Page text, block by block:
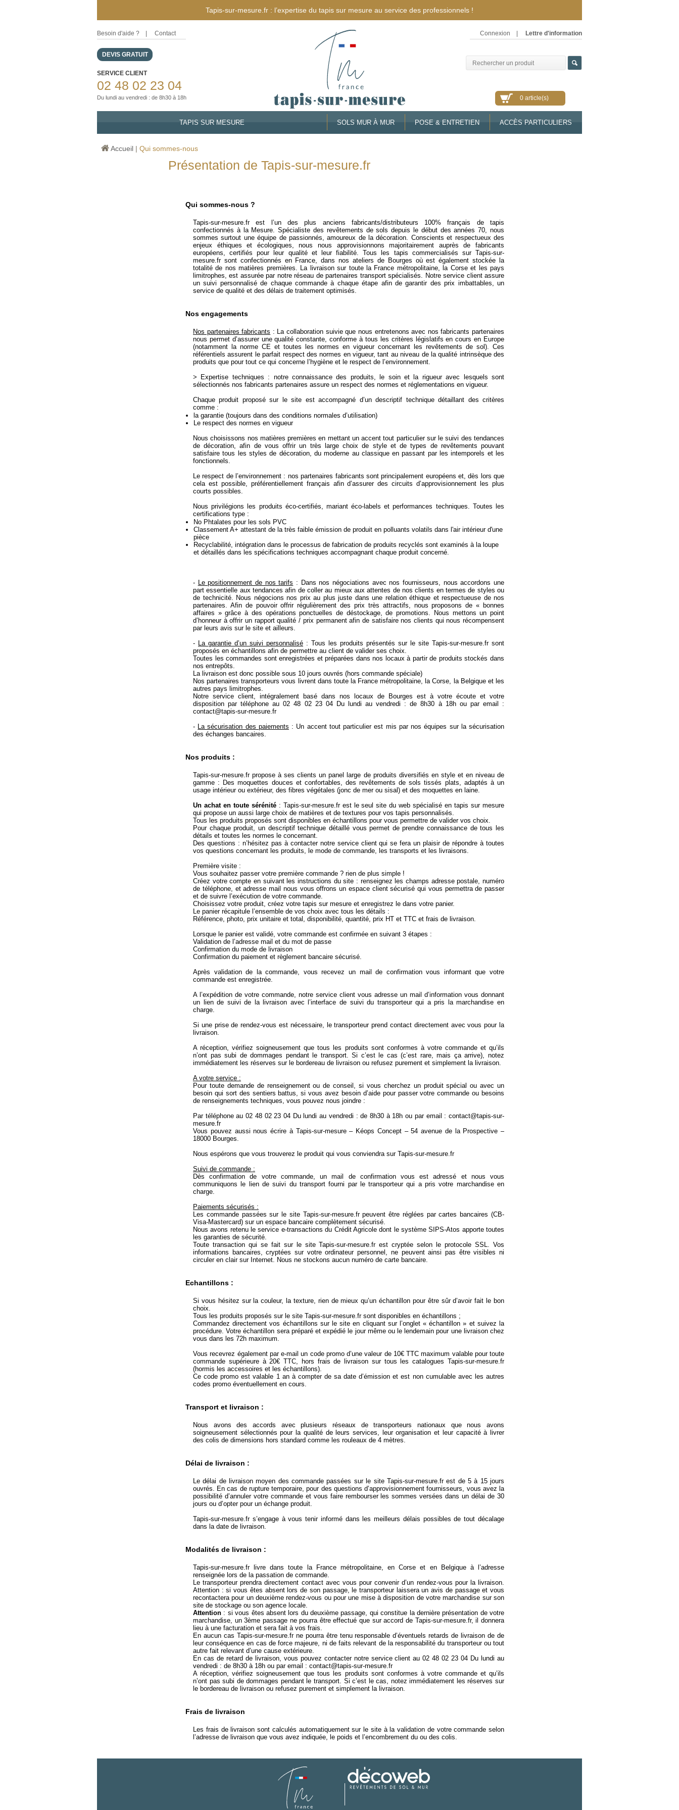
Tapis-sur-mesure.fr : l’expertise du tapis sur mesure au service des professionnels !
Besoin d'aide ? Contact
DEVIS GRATUIT
Connexion Lettre d'information
SERVICE CLIENT
02 48 02 23 04
Du lundi au vendredi : de 8h30 à 18h 0 article(s)
TAPIS SUR MESURE SOLS MUR À MUR POSE & ENTRETIEN ACCÈS PARTICULIERS
Accueil | Qui sommes-nous
Présentation de Tapis-sur-mesure.fr
Qui sommes-nous ?
Tapis-sur-mesure.fr est l’un des plus anciens fabricants/distributeurs 100% français de tapis
confectionnés à la Mesure. Spécialiste des revêtements de sols depuis le début des années 70, nous
sommes surtout une équipe de passionnés, amoureux de la décoration. Conscients et respectueux des
enjeux éthiques et écologiques, nous nous approvisionnons majoritairement auprès de fabricants
européens, certifiés pour leur qualité et leur fiabilité. Tous les tapis commercialisés sur Tapis-sur-
mesure.fr sont confectionnés en France, dans nos ateliers de Bourges où est également stockée la
totalité de nos matières premières. La livraison sur toute la France métropolitaine, la Corse et les pays
limitrophes, est assurée par notre réseau de partenaires transport spécialisés. Notre service client assure
un suivi personnalisé de chaque commande à chaque étape afin de garantir des prix imbattables, un
service de qualité et des délais de traitement optimisés.
Nos engagements
Nos partenaires fabricants : La collaboration suivie que nous entretenons avec nos fabricants partenaires
nous permet d’assurer une qualité constante, conforme à tous les critères législatifs en cours en Europe
(notamment la norme CE et toutes les normes en vigueur concernant les revêtements de sol). Ces
référentiels assurent le parfait respect des normes en vigueur, tant au niveau de la qualité intrinsèque des
produits que pour tout ce qui concerne l’hygiène et le respect de l’environnement.
> Expertise techniques : notre connaissance des produits, le soin et la rigueur avec lesquels sont
sélectionnés nos fabricants partenaires assure un respect des normes et réglementations en vigueur.
Chaque produit proposé sur le site est accompagné d’un descriptif technique détaillant des critères
comme :
la garantie (toujours dans des conditions normales d’utilisation)
Le respect des normes en vigueur
Nous choisissons nos matières premières en mettant un accent tout particulier sur le suivi des tendances
de décoration, afin de vous offrir un très large choix de style et de types de revêtements pouvant
satisfaire tous les styles de décoration, du moderne au classique en passant par les intemporels et les
fonctionnels.
Le respect de l’environnement : nos partenaires fabricants sont principalement européens et, dès lors que
cela est possible, préférentiellement français afin d’assurer des circuits d’approvisionnement les plus
courts possibles.
Nous privilégions les produits éco-certifiés, mariant éco-labels et performances techniques. Toutes les
certifications type :
No Phtalates pour les sols PVC
Classement A+ attestant de la très faible émission de produit en polluants volatils dans l'air intérieur d'une
pièce
Recyclabilité, intégration dans le processus de fabrication de produits recyclés sont examinés à la loupe
et détaillés dans les spécifications techniques accompagnant chaque produit concerné.
- Le positionnement de nos tarifs : Dans nos négociations avec nos fournisseurs, nous accordons une
part essentielle aux tendances afin de coller au mieux aux attentes de nos clients en termes de styles ou
de technicité. Nous négocions nos prix au plus juste dans une relation éthique et respectueuse de nos
partenaires. Afin de pouvoir offrir régulièrement des prix très attractifs, nous proposons de « bonnes
affaires » grâce à des opérations ponctuelles de déstockage, de promotions. Nous mettons un point
d’honneur à offrir un rapport qualité / prix permanent afin de satisfaire nos clients qui nous récompensent
par leurs avis sur le site et ailleurs.
- La garantie d’un suivi personnalisé : Tous les produits présentés sur le site Tapis-sur-mesure.fr sont
proposés en échantillons afin de permettre au client de valider ses choix.
Toutes les commandes sont enregistrées et préparées dans nos locaux à partir de produits stockés dans
nos entrepôts.
La livraison est donc possible sous 10 jours ouvrés (hors commande spéciale)
Nos partenaires transporteurs vous livrent dans toute la France métropolitaine, la Corse, la Belgique et les
autres pays limitrophes.
Notre service client, intégralement basé dans nos locaux de Bourges est à votre écoute et votre
disposition par téléphone au 02 48 02 23 04 Du lundi au vendredi : de 8h30 à 18h ou par email :
contact@tapis-sur-mesure.fr
- La sécurisation des paiements : Un accent tout particulier est mis par nos équipes sur la sécurisation
des échanges bancaires.
Nos produits :
Tapis-sur-mesure.fr propose à ses clients un panel large de produits diversifiés en style et en niveau de
gamme : Des moquettes douces et confortables, des revêtements de sols tissés plats, adaptés à un
usage intérieur ou extérieur, des fibres végétales (jonc de mer ou sisal) et des moquettes en laine.
Un achat en toute sérénité: Tapis-sur-mesure.fr est le seul site du web spécialisé en tapis sur mesure
qui propose un aussi large choix de matières et de textures pour vos tapis personnalisés.
Tous les produits proposés sont disponibles en échantillons pour vous permettre de valider vos choix.
Pour chaque produit, un descriptif technique détaillé vous permet de prendre connaissance de tous les
détails et toutes les normes le concernant.
Des questions : n’hésitez pas à contacter notre service client qui se fera un plaisir de répondre à toutes
vos questions concernant les produits, le mode de commande, les transports et les livraisons.
Première visite :
Vous souhaitez passer votre première commande ? rien de plus simple !
Créez votre compte en suivant les instructions du site : renseignez les champs adresse postale, numéro
de téléphone, et adresse mail nous vous offrons un espace client sécurisé qui vous permettra de passer
et de suivre l’exécution de votre commande.
Choisissez votre produit, créez votre tapis sur mesure et enregistrez le dans votre panier.
Le panier récapitule l’ensemble de vos choix avec tous les détails :
Référence, photo, prix unitaire et total, disponibilité, quantité, prix HT et TTC et frais de livraison.
Lorsque le panier est validé, votre commande est confirmée en suivant 3 étapes :
Validation de l’adresse mail et du mot de passe
Confirmation du mode de livraison
Confirmation du paiement et règlement bancaire sécurisé.
Après validation de la commande, vous recevez un mail de confirmation vous informant que votre
commande est enregistrée.
A l’expédition de votre commande, notre service client vous adresse un mail d’information vous donnant
un lien de suivi de la livraison avec l’interface de suivi du transporteur qui a pris la marchandise en
charge.
Si une prise de rendez-vous est nécessaire, le transporteur prend contact directement avec vous pour la
livraison.
A réception, vérifiez soigneusement que tous les produits sont conformes à votre commande et qu’ils
n’ont pas subi de dommages pendant le transport. Si c’est le cas (c’est rare, mais ça arrive), notez
immédiatement les réserves sur le bordereau de livraison ou refusez purement et simplement la livraison.
A votre service :
Pour toute demande de renseignement ou de conseil, si vous cherchez un produit spécial ou avec un
besoin qui sort des sentiers battus, si vous avez besoin d’aide pour passer votre commande ou besoins
de renseignements techniques, vous pouvez nous joindre :
Par téléphone au 02 48 02 23 04 Du lundi au vendredi : de 8h30 à 18h ou par email : contact@tapis-sur-
mesure.fr
Vous pouvez aussi nous écrire à Tapis-sur-mesure – Kéops Concept – 54 avenue de la Prospective –
18000 Bourges.
Nous espérons que vous trouverez le produit qui vous conviendra sur Tapis-sur-mesure.fr
Suivi de commande :
Dès confirmation de votre commande, un mail de confirmation vous est adressé et nous vous
communiquons le lien de suivi du transport fourni par le transporteur qui a pris votre marchandise en
charge.
Paiements sécurisés :
Les commande passées sur le site Tapis-sur-mesure.fr peuvent être réglées par cartes bancaires (CB-
Visa-Mastercard) sur un espace bancaire complètement sécurisé.
Nous avons retenu le service e-transactions du Crédit Agricole dont le système SIPS-Atos apporte toutes
les garanties de sécurité.
Toute transaction qui se fait sur le site Tapis-sur-mesure.fr est cryptée selon le protocole SSL. Vos
informations bancaires, cryptées sur votre ordinateur personnel, ne peuvent ainsi pas être visibles ni
circuler en clair sur Internet. Nous ne stockons aucun numéro de carte bancaire.
Echantillons :
Si vous hésitez sur la couleur, la texture, rien de mieux qu’un échantillon pour être sûr d’avoir fait le bon
choix.
Tous les produits proposés sur le site Tapis-sur-mesure.fr sont disponibles en échantillons ;
Commandez directement vos échantillons sur le site en cliquant sur l’onglet « échantillon » et suivez la
procédure. Votre échantillon sera préparé et expédié le jour même ou le lendemain pour une livraison chez
vous dans les 72h maximum.
Vous recevrez également par e-mail un code promo d’une valeur de 10€ TTC maximum valable pour toute
commande supérieure à 20€ TTC, hors frais de livraison sur tous les catalogues Tapis-sur-mesure.fr
(hormis les accessoires et les échantillons).
Ce code promo est valable 1 an à compter de sa date d’émission et est non cumulable avec les autres
codes promo éventuellement en cours.
Transport et livraison :
Nous avons des accords avec plusieurs réseaux de transporteurs nationaux que nous avons
soigneusement sélectionnés pour la qualité de leurs services, leur organisation et leur capacité à livrer
des colis de dimensions hors standard comme les rouleaux de 4 mètres.
Délai de livraison :
Le délai de livraison moyen des commande passées sur le site Tapis-sur-mesure.fr est de 5 à 15 jours
ouvrés. En cas de rupture temporaire, pour des questions d’approvisionnement fournisseurs, vous avez la
possibilité d’annuler votre commande et vous faire rembourser les sommes versées dans un délai de 30
jours ou d’opter pour un échange produit.
Tapis-sur-mesure.fr s’engage à vous tenir informé dans les meilleurs délais possibles de tout décalage
dans la date de livraison.
Modalités de livraison :
Tapis-sur-mesure.fr livre dans toute la France métropolitaine, en Corse et en Belgique à l’adresse
renseignée lors de la passation de commande.
Le transporteur prendra directement contact avec vous pour convenir d’un rendez-vous pour la livraison.
Attention : si vous êtes absent lors de son passage, le transporteur laissera un avis de passage et vous
recontactera pour un deuxième rendez-vous ou pour une mise à disposition de votre marchandise sur son
site de stockage ou son agence locale.
Attention : si vous êtes absent lors du deuxième passage, qui constitue la dernière présentation de votre
marchandise, un 3ème passage ne pourra être effectué que sur accord de Tapis-sur-mesure.fr, il donnera
lieu à une facturation et sera fait à vos frais.
En aucun cas Tapis-sur-mesure.fr ne pourra être tenu responsable d’éventuels retards de livraison de de
leur conséquence en cas de force majeure, ni de faits relevant de la responsabilité du transporteur ou tout
autre fait relevant d’une cause extérieure.
En cas de retard de livraison, vous pouvez contacter notre service client au 02 48 02 23 04 Du lundi au
vendredi : de 8h30 à 18h ou par email : contact@tapis-sur-mesure.fr
A réception, vérifiez soigneusement que tous les produits sont conformes à votre commande et qu’ils
n’ont pas subi de dommages pendant le transport. Si c’est le cas, notez immédiatement les réserves sur
le bordereau de livraison ou refusez purement et simplement la livraison.
Frais de livraison
Les frais de livraison sont calculés automatiquement sur le site à la validation de votre commande selon
l’adresse de livraison que vous avez indiquée, le poids et l’encombrement du ou des colis.